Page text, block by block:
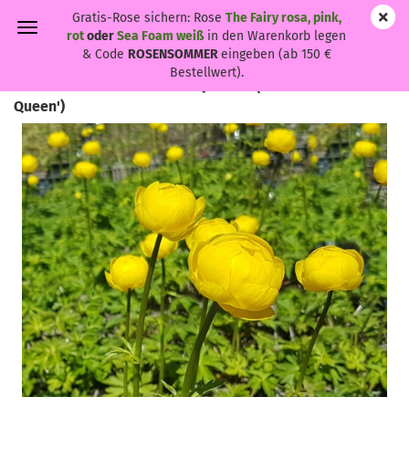
Gratis-Rose sichern: Rose The Fairy rosa, pink,
rotoderSea Foam weißin den Warenkorb legen
& Code ROSENSOMMEReingeben (ab 150 €
Bestellwert).
Queen')